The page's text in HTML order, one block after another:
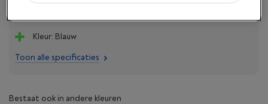
Kleur: Blauw
Toon alle specificaties
Bestaat ook in andere kleuren